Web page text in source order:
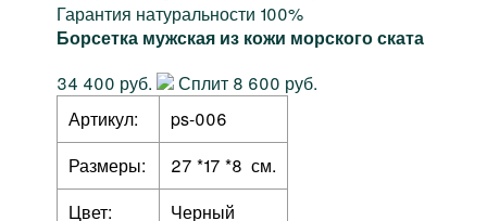
Гарантия натуральности 100%
Борсетка мужская из кожи морского ската
34 400 руб.
Сплит 8 600 руб.
Артикул:
ps-006
Размеры:
27 *17 *8 см.
Цвет:
Черный